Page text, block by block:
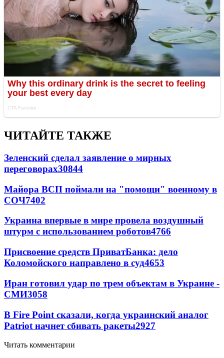
ЧИТАЙТЕ ТАКЖЕ
Зеленский сделал заявление о мирных
переговорах30844
Майора ВСП поймали на "помощи" военному в
СОЧ7402
Украина впервые в мире провела воздушный
штурм с использованием роботов4766
Присвоение средств ПриватБанка: дело
Коломойского направлено в суд4653
Иран готовил удар по трем объектам в Украине -
СМИ3058
В Fire Point сказали, когда украинский аналог
Patriot начнет сбивать ракеты2927
Читать комментарии